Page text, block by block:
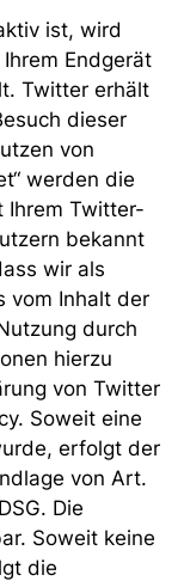
ist, wird
Endgerät
Twitter erhält
dieser
von
werden die
Ihrem Twitter-
bekannt
wir als
vom Inhalt der
durch
hierzu
von Twitter
Soweit eine
erfolgt der
von Art.
Die
Soweit keine
die